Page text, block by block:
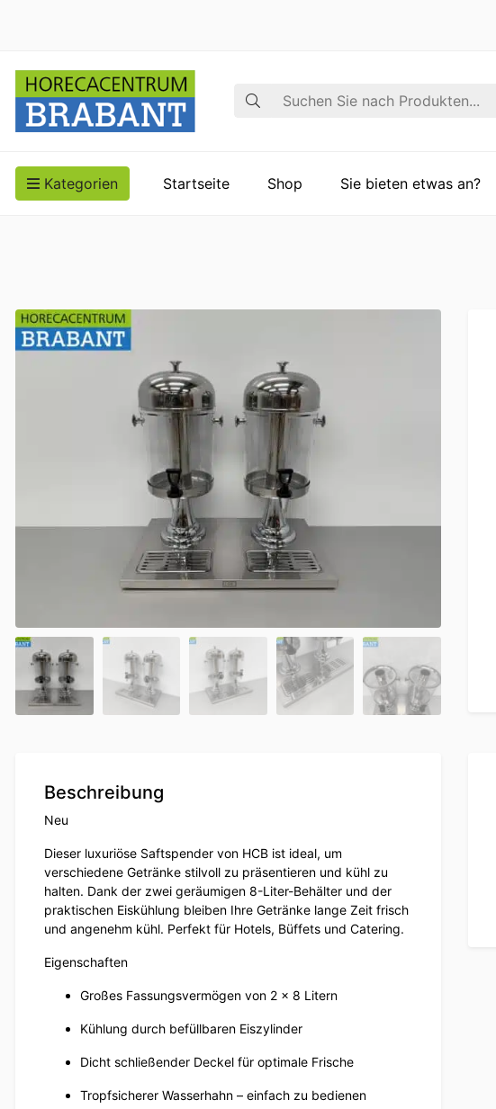
Suche
Kategorien Startseite Shop Sie bieten etwas an?
Beschreibung
Neu
Dieser luxuriöse Saftspender von HCB ist ideal, um
verschiedene Getränke stilvoll zu präsentieren und kühl zu
halten. Dank der zwei geräumigen 8-Liter-Behälter und der
praktischen Eiskühlung bleiben Ihre Getränke lange Zeit frisch
und angenehm kühl. Perfekt für Hotels, Büffets und Catering.
Eigenschaften
Großes Fassungsvermögen von 2 x 8 Litern
Kühlung durch befüllbaren Eiszylinder
Dicht schließender Deckel für optimale Frische
Tropfsicherer Wasserhahn – einfach zu bedienen